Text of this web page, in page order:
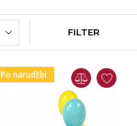
FILTER
Po narudžbi